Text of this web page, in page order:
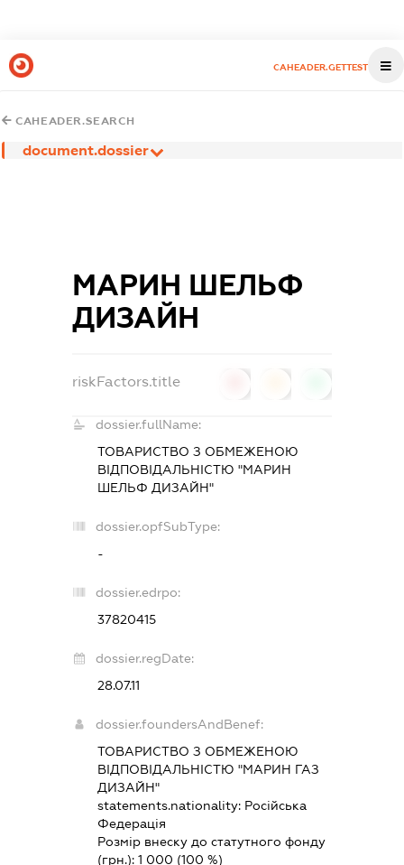
CAHEADER.GETTEST
CAHEADER.SEARCH
document.dossier
МАРИН ШЕЛЬФ
ДИЗАЙН
riskFactors.title
dossier.fullName:
ТОВАРИСТВО З ОБМЕЖЕНОЮ
ВІДПОВІДАЛЬНІСТЮ "МАРИН
ШЕЛЬФ ДИЗАЙН"
dossier.opfSubType:
-
dossier.edrpo:
37820415
dossier.regDate:
28.07.11
dossier.foundersAndBenef:
ТОВАРИСТВО З ОБМЕЖЕНОЮ
ВІДПОВІДАЛЬНІСТЮ "МАРИН ГАЗ
ДИЗАЙН"
statements.nationality: Російська
Федерація
Розмір внеску до статутного фонду
(грн.):1 000 (100 %)